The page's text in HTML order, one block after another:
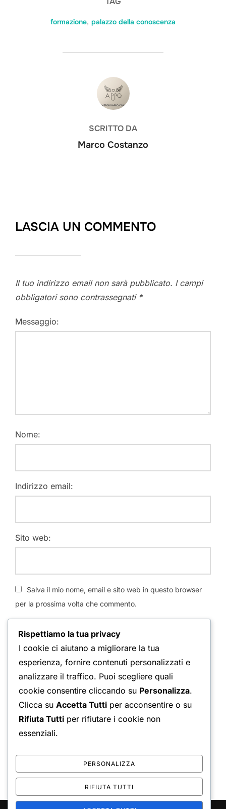
formazione, palazzo della conoscenza
AUTORE DELL'ARTICOLO
SCRITTO DA
Marco Costanzo
LASCIA UN COMMENTO
Il tuo indirizzo email non sarà pubblicato. I campi
obbligatori sono contrassegnati *
Messaggio:
Nome:
Indirizzo email:
Sito web:
Salva il mio nome, email e sito web in questo browser
per la prossima volta che commento.
Avvertimi via email in caso di risposte al mio
commento.
Avvertimi via email alla pubblicazione di un nuovo
articolo.
Rispettiamo la tua privacy
I cookie ci aiutano a migliorare la tua
esperienza, fornire contenuti personalizzati e
analizzare il traffico. Puoi scegliere quali
cookie consentire cliccando su Personalizza.
Clicca su Accetta Tutti per acconsentire o su
Rifiuta Tutti per rifiutare i cookie non
essenziali.
PERSONALIZZA
RIFIUTA TUTTI